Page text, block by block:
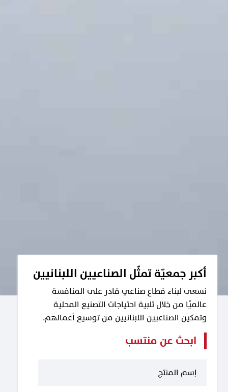
أكبر جمعيّة تمثّل الصناعيين اللبنانيين
نسعى لبناء قطاع صناعي قادر على المنافسة
عالميًا من خلال تلبية احتياجات التصنيع المحلية
وتمكين الصناعيين اللبنانيين من توسيع أعمالهم.
ابحث عن منتسب